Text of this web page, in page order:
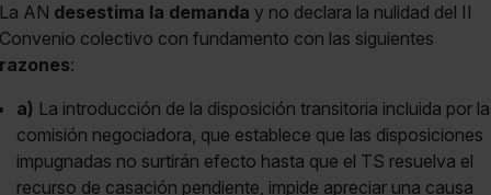
La AN desestima la demanda y no declara la nulidad del II
Convenio colectivo con fundamento con las siguientes
razones:
a) La introducción de la disposición transitoria incluida por la
comisión negociadora, que establece que las disposiciones
impugnadas no surtirán efecto hasta que el TS resuelva el
recurso de casación pendiente, impide apreciar una causa